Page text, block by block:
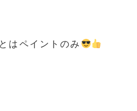
はペイントのみ